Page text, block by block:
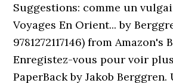
Suggestions: comme un
Voyages En Orient... by
9781272117146) from Amazon's
Enregistez-vous pour voir
PaperBack by Jakob